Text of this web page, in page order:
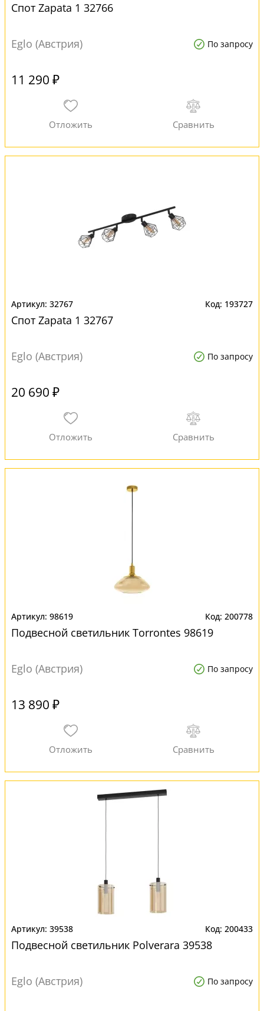
Спот Zapata 1 32766
Eglo (Австрия) По запросу
11 290 ₽
32767 193727
Спот Zapata 1 32767
Eglo (Австрия) По запросу
20 690 ₽
98619 200778
Подвесной светильник Torrontes 98619
Eglo (Австрия) По запросу
13 890 ₽
39538 200433
Подвесной светильник Polverara 39538
Eglo (Австрия) По запросу